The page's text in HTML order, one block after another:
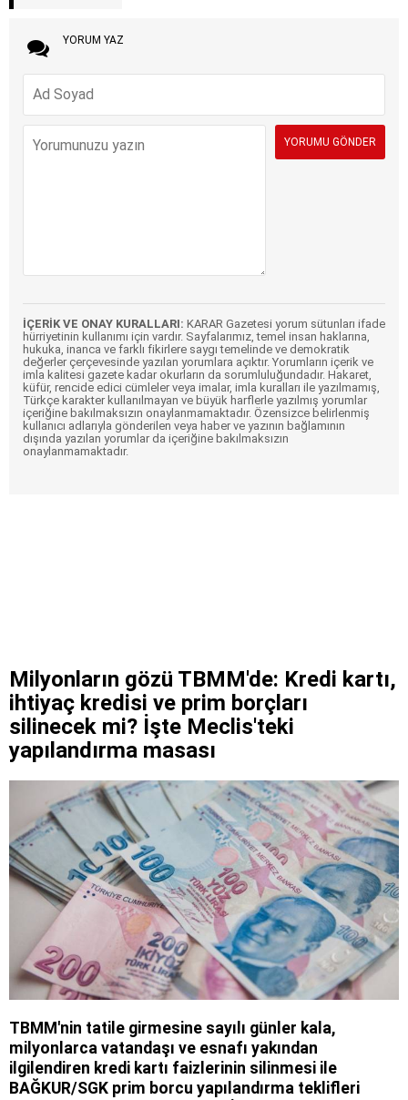
YORUM YAZ
İÇERİK VE ONAY KURALLARI: KARAR Gazetesi yorum sütunları ifade
hürriyetinin kullanımı için vardır. Sayfalarımız, temel insan haklarına,
hukuka, inanca ve farklı fikirlere saygı temelinde ve demokratik
değerler çerçevesinde yazılan yorumlara açıktır. Yorumların içerik ve
imla kalitesi gazete kadar okurların da sorumluluğundadır. Hakaret,
küfür, rencide edici cümleler veya imalar, imla kuralları ile yazılmamış,
Türkçe karakter kullanılmayan ve büyük harflerle yazılmış yorumlar
içeriğine bakılmaksızın onaylanmamaktadır. Özensizce belirlenmiş
kullanıcı adlarıyla gönderilen veya haber ve yazının bağlamının
dışında yazılan yorumlar da içeriğine bakılmaksızın
onaylanmamaktadır.
Milyonların gözü TBMM'de: Kredi kartı,
ihtiyaç kredisi ve prim borçları
silinecek mi? İşte Meclis'teki
yapılandırma masası
TBMM'nin tatile girmesine sayılı günler kala,
milyonlarca vatandaşı ve esnafı yakından
ilgilendiren kredi kartı faizlerinin silinmesi ile
BAĞKUR/SGK prim borcu yapılandırma teklifleri